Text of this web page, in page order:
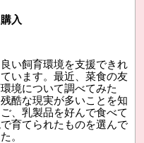
入
い飼育環境を支援できれ
います。最近、菜食の友
境について調べてみた
酷な現実が多いことを知
、乳製品を好んで食べて
育てられたものを選んで
。